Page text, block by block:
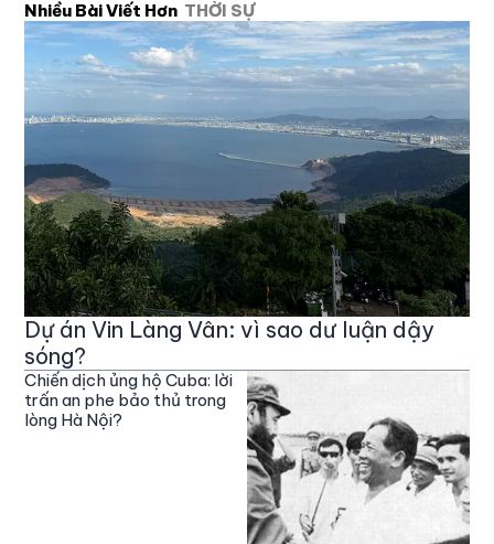
Nhiều Bài Viết Hơn THỜI SỰ
Dự án Vin Làng Vân: vì sao dư luận dậy
sóng?
Chiến dịch ủng hộ Cuba: lời
trấn an phe bảo thủ trong
lòng Hà Nội?